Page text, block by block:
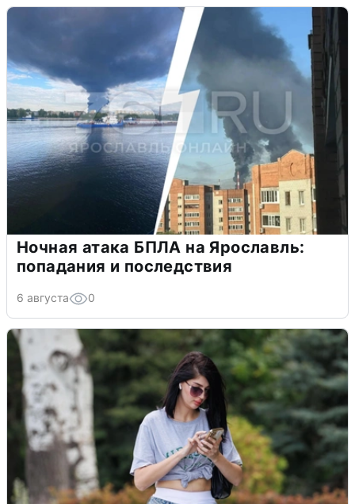
Ночная атака БПЛА на Ярославль:
попадания и последствия
6 августа 0